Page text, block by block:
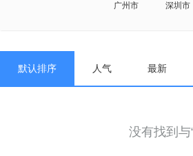
广州市
深圳市
默认排序 人气 最新
没有找到与